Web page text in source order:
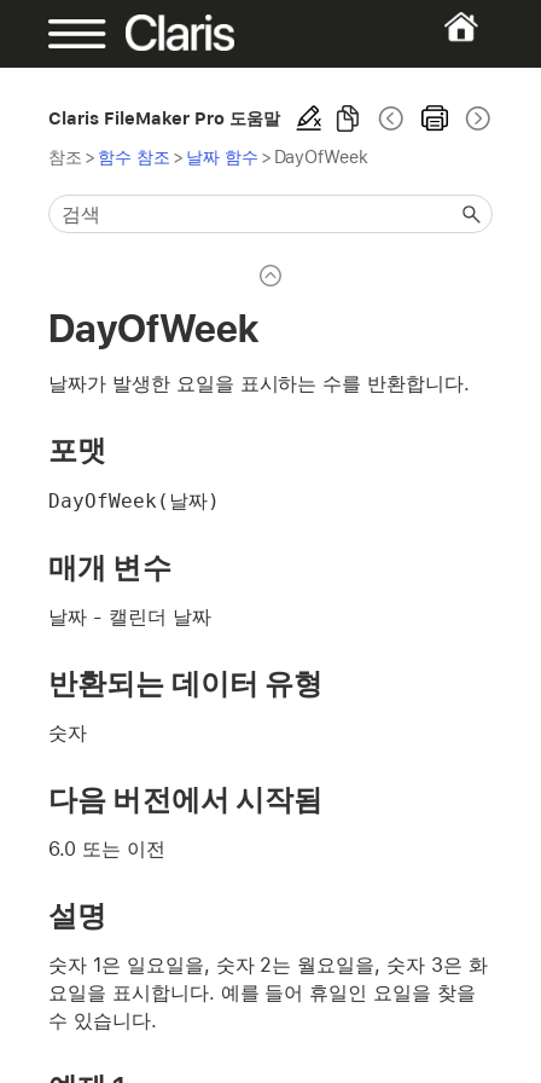
Claris FileMaker Pro 도움말
참조 > 함수 참조 > 날짜 함수 > DayOfWeek
DayOfWeek
날짜가 발생한 요일을 표시하는 수를 반환합니다.
포맷
DayOfWeek(날짜)
매개 변수
날짜- 캘린더 날짜
반환되는 데이터 유형
숫자
다음 버전에서 시작됨
6.0 또는 이전
설명
숫자 1은 일요일을, 숫자 2는 월요일을, 숫자 3은 화
요일을 표시합니다. 예를 들어 휴일인 요일을 찾을
수 있습니다.